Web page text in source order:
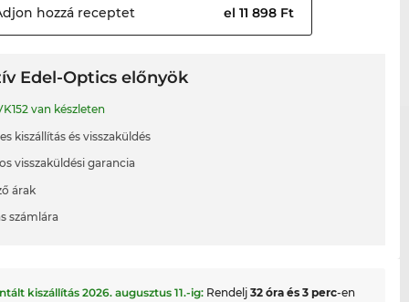
hozzá receptet el 11 898 Ft
Edel-Optics előnyök
van készleten
kiszállítás és visszaküldés
visszaküldési garancia
árak
számlára
kiszállítás2026. augusztus 11.-ig: Rendelj32 óra és 3 perc-en